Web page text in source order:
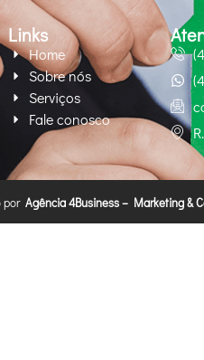
Links
Home
Sobre nós
Serviços
Fale conosco
por Agência 4Business – Marketing &